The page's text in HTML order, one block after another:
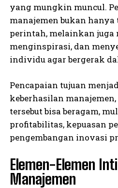
yang mungkin muncul.
manajemen bukan
perintah, melainkan juga
menginspirasi, dan
individu agar bergerak
Pencapaian tujuan
keberhasilan
tersebut bisa beragam,
profitabilitas, kepuasan
pengembangan inovasi
Elemen-Elemen
Manajemen